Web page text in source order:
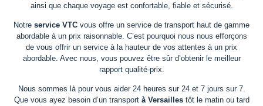
ainsi que chaque voyage est confortable, fiable et sécurisé.
Notre service VTC vous offre un service de transport haut de gamme
abordable à un prix raisonnable. C’est pourquoi nous nous efforçons
de vous offrir un service à la hauteur de vos attentes à un prix
abordable. Avec nous, vous pouvez être sûr d’obtenir le meilleur
rapport qualité-prix.
Nous sommes là pour vous aider 24 heures sur 24 et 7 jours sur 7.
Que vous ayez besoin d’un transport à Versaillestôt le matin ou tard